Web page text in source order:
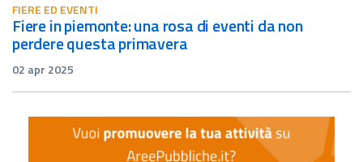
FIERE ED EVENTI
fiere in piemonte: una rosa di eventi da non
perdere questa primavera
02 apr 2025